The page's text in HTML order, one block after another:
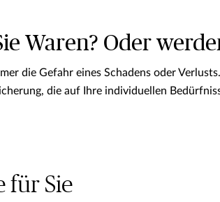
Waren? Oder
die Gefahr eines Schadens oder
die auf Ihre individuellen
für Sie